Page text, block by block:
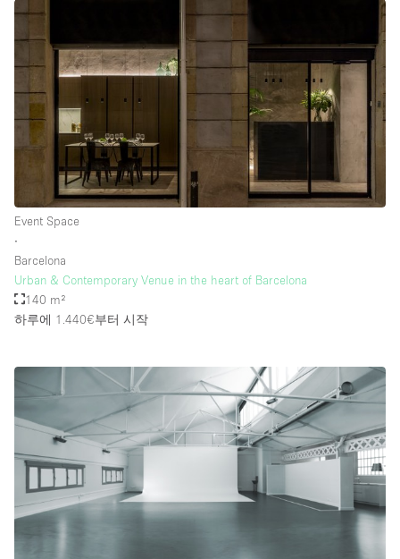
Event Space
∙
Barcelona
Urban & Contemporary Venue in the heart of Barcelona
140 m²
하루에 1.440€부터 시작